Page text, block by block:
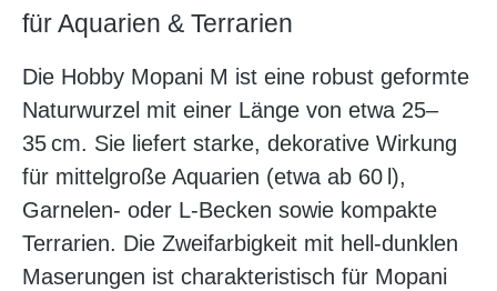
für Aquarien & Terrarien
Die Hobby Mopani M ist eine robust geformte
Naturwurzel mit einer Länge von etwa 25–
35 cm. Sie liefert starke, dekorative Wirkung
für mittelgroße Aquarien (etwa ab 60 l),
Garnelen- oder L-Becken sowie kompakte
Terrarien. Die Zweifarbigkeit mit hell-dunklen
Maserungen ist charakteristisch für Mopani